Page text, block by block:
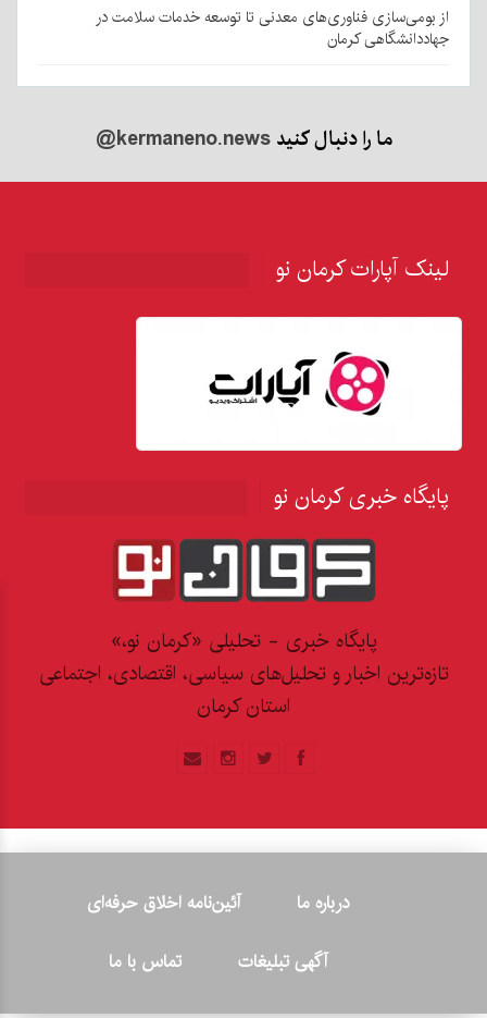
از بومی‌سازی فناوری‌های معدنی تا توسعه خدمات سلامت در
جهاددانشگاهی کرمان
ما را دنبال کنید@kermaneno.news
لینک آپارات کرمان نو
پایگاه خبری کرمان نو
پایگاه خبری - تحلیلی «کرمان نو،»
تازه‌ترین اخبار و تحلیل‌های سیاسی، اقتصادی، اجتماعی
استان کرمان
درباره ما
آئین‌نامه اخلاق حرفه‌ای
آگهی تبلیغات
تماس با ما